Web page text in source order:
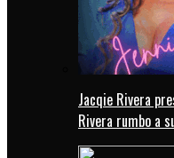
Jacqie Rivera
Rivera rumbo a